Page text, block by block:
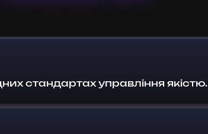
стандартах управління якістю.